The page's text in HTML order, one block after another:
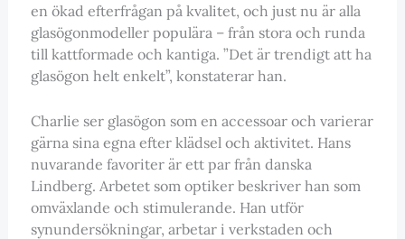
en ökad efterfrågan på kvalitet, och just nu är alla
glasögonmodeller populära – från stora och runda
till kattformade och kantiga. ”Det är trendigt att ha
glasögon helt enkelt”, konstaterar han.
Charlie ser glasögon som en accessoar och varierar
gärna sina egna efter klädsel och aktivitet. Hans
nuvarande favoriter är ett par från danska
Lindberg. Arbetet som optiker beskriver han som
omväxlande och stimulerande. Han utför
synundersökningar, arbetar i verkstaden och